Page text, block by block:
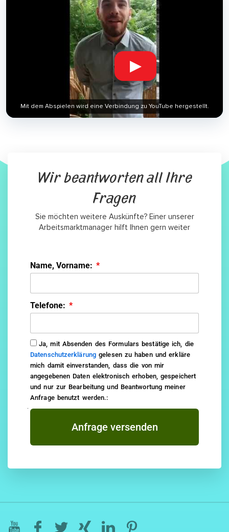
▶
Mit dem Abspielen wird eine Verbindung zu YouTube hergestellt.
Wir beantworten all Ihre
Fragen
Sie möchten weitere Auskünfte? Einer unserer
Arbeitsmarktmanager hilft Ihnen gern weiter
Name, Vorname:
Telefone:
Ja, mit Absenden des Formulars bestätige ich, die
Datenschutzerklärung gelesen zu haben und erkläre
mich damit einverstanden, dass die von mir
angegebenen Daten elektronisch erhoben, gespeichert
und nur zur Bearbeitung und Beantwortung meiner
Anfrage benutzt werden.:
Anfrage versenden